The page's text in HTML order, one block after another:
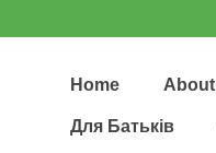
Home About
Для Батьків